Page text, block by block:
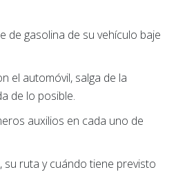
de gasolina de su vehículo baje
el automóvil, salga de la
de lo posible.
auxilios en cada uno de
su ruta y cuándo tiene previsto